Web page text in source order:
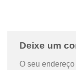
Deixe um
O seu